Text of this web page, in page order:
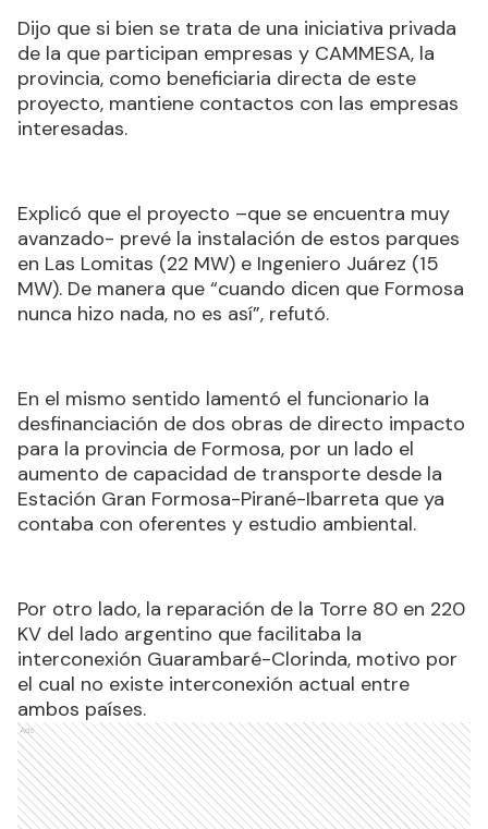
Dijo que si bien se trata de una iniciativa privada
de la que participan empresas y CAMMESA, la
provincia, como beneficiaria directa de este
proyecto, mantiene contactos con las empresas
interesadas.
Explicó que el proyecto –que se encuentra muy
avanzado- prevé la instalación de estos parques
en Las Lomitas (22 MW) e Ingeniero Juárez (15
MW). De manera que “cuando dicen que Formosa
nunca hizo nada, no es así”, refutó.
En el mismo sentido lamentó el funcionario la
desfinanciación de dos obras de directo impacto
para la provincia de Formosa, por un lado el
aumento de capacidad de transporte desde la
Estación Gran Formosa-Pirané-Ibarreta que ya
contaba con oferentes y estudio ambiental.
Por otro lado, la reparación de la Torre 80 en 220
KV del lado argentino que facilitaba la
interconexión Guarambaré-Clorinda, motivo por
el cual no existe interconexión actual entre
ambos países.
Ads